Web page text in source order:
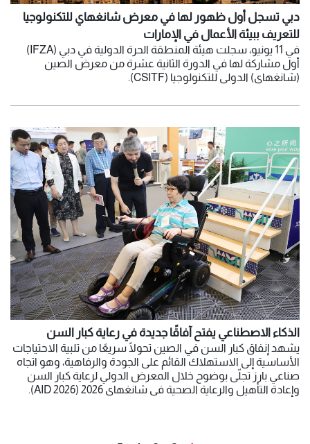
دبي تسجل أول ظهور لها في معرض شانغهاي للتكنولوجيا
للتعريف ببيئة الأعمال في الإمارات
في 11 يونيو، سجلت هيئة المنطقة الحرة الدولية في دبي (IFZA)
أول مشاركة لها في الدورة الثانية عشرة من معرض الصين
(شانغهاي) الدولي للتكنولوجيا (CSITF).
الذكاء الاصطناعي يفتح آفاقًا جديدة في رعاية كبار السن
يشهد إنفاق كبار السن في الصين تحولًا سريعًا من تلبية الاحتياجات
الأساسية إلى الاستهلاك القائم على الجودة والرفاهية، وهو اتجاه
صناعي بارز تجلّى بوضوح خلال المعرض الدولي لرعاية كبار السن
وإعادة التأهيل والرعاية الصحية في شانغهاي 2026 (AID 2026).